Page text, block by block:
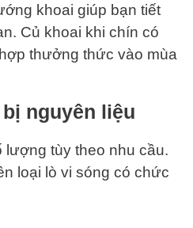
khoai giúp bạn tiết
Củ khoai khi chín có
thưởng thức vào mùa
nguyên liệu
lượng tùy theo nhu cầu.
loại lò vi sóng có chức